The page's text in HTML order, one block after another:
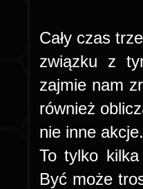
Cały czas
związku z
zajmie nam
również
nie inne akcje.
To tylko
Być może